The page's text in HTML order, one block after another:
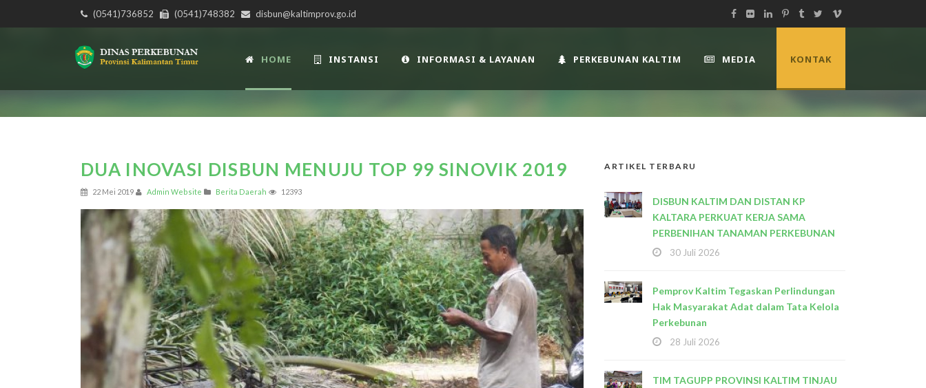
(0541)736852 (0541)748382 disbun@kaltimprov.go.id
HOME INSTANSI INFORMASI & LAYANAN PERKEBUNAN KALTIM MEDIA KONTAK
DUA INOVASI DISBUN MENUJU TOP 99 SINOVIK 2019
22 Mei 2019 Admin Website Berita Daerah 12393
ARTIKEL TERBARU
DISBUN KALTIM DAN DISTAN KP
KALTARA PERKUAT KERJA SAMA
PERBENIHAN TANAMAN PERKEBUNAN
30 Juli 2026
Pemprov Kaltim Tegaskan Perlindungan
Hak Masyarakat Adat dalam Tata Kelola
Perkebunan
28 Juli 2026
TIM TAGUPP PROVINSI KALTIM TINJAU